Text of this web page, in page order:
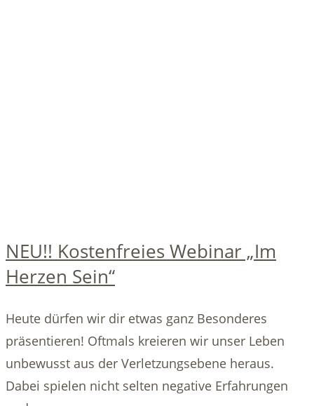
NEU!! Kostenfreies Webinar „Im
Herzen Sein“
Heute dürfen wir dir etwas ganz Besonderes
präsentieren! Oftmals kreieren wir unser Leben
unbewusst aus der Verletzungsebene heraus.
Dabei spielen nicht selten negative Erfahrungen